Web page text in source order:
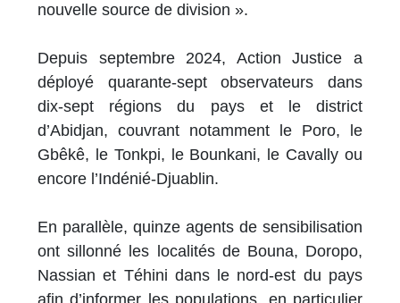
nouvelle source de division ».
Depuis septembre 2024, Action Justice a
déployé quarante-sept observateurs dans
dix-sept régions du pays et le district
d’Abidjan, couvrant notamment le Poro, le
Gbêkê, le Tonkpi, le Bounkani, le Cavally ou
encore l’Indénié-Djuablin.
En parallèle, quinze agents de sensibilisation
ont sillonné les localités de Bouna, Doropo,
Nassian et Téhini dans le nord-est du pays